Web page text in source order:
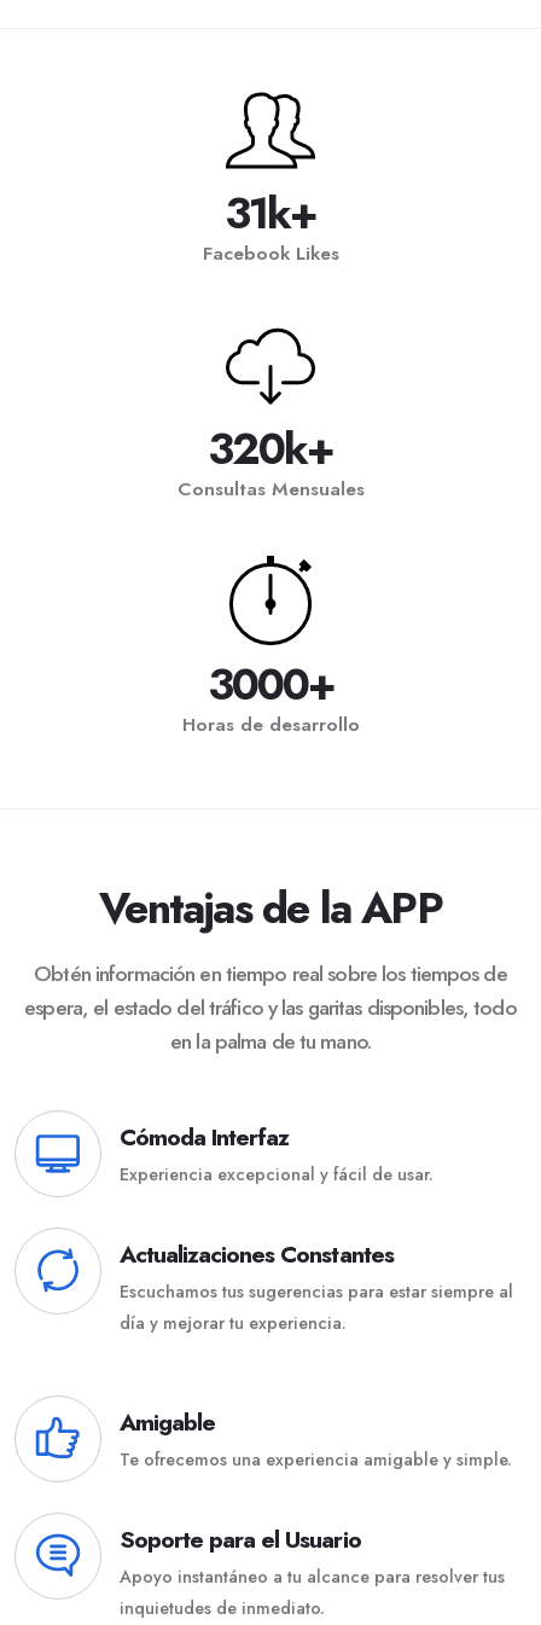
31k+
Facebook Likes
320k+
Consultas Mensuales
3000+
Horas de desarrollo
Ventajas de la APP
Obtén información en tiempo real sobre los tiempos de
espera, el estado del tráfico y las garitas disponibles, todo
en la palma de tu mano.
Cómoda Interfaz
Experiencia excepcional y fácil de usar.
Actualizaciones Constantes
Escuchamos tus sugerencias para estar siempre al
día y mejorar tu experiencia.
Amigable
Te ofrecemos una experiencia amigable y simple.
Soporte para el Usuario
Apoyo instantáneo a tu alcance para resolver tus
inquietudes de inmediato.